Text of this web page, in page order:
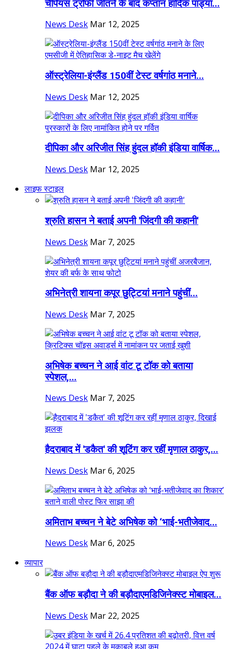
चैंपियंस ट्रॉफी जीतने के बाद कप्तान हार्दिक पांड्या...
News Desk Mar 12, 2025
ऑस्ट्रेलिया-इंग्लैंड 150वीं टेस्ट वर्षगांठ मनाने...
News Desk Mar 12, 2025
दीपिका और अरिजीत सिंह हुंदल हॉकी इंडिया वार्षिक...
News Desk Mar 12, 2025
लाइफ स्टाइल
श्रुति हासन ने बताई अपनी 'जिंदगी की कहानी'
News Desk Mar 7, 2025
अभिनेत्री शायना कपूर छुट्टियां मनाने पहुंचीं...
News Desk Mar 7, 2025
अभिषेक बच्चन ने आई वांट टू टॉक को बताया
स्पेशल,...
News Desk Mar 7, 2025
हैदराबाद में 'डकैत' की शूटिंग कर रहीं मृणाल ठाकुर,...
News Desk Mar 6, 2025
अमिताभ बच्चन ने बेटे अभिषेक को ‘भाई-भतीजेवाद...
News Desk Mar 6, 2025
व्यापार
बैंक ऑफ बड़ौदा ने की बड़ौदाएमडिजिनेक्स्ट मोबाइल...
News Desk Mar 22, 2025